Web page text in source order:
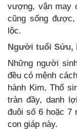
vượng, vận may
cũng sống
lộc.
Người tuổi Sửu,
Những người
đều có mệnh
hành Kim, Thổ
tràn đầy, danh
đuôi số 6 hoặc 7
con giáp này.